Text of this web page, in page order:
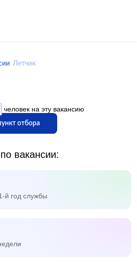
Летчик
человек на эту вакансию
отбора
вакансии:
й год службы